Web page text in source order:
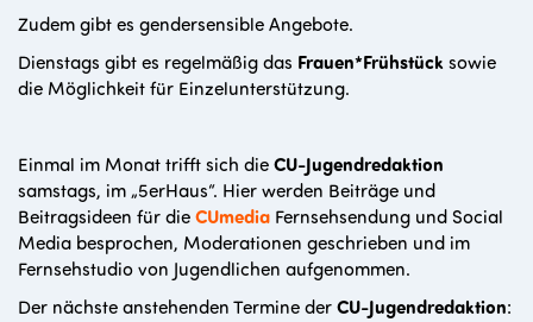
Zudem gibt es gendersensible Angebote.
Dienstags gibt es regelmäßig das Frauen*Frühstücksowie
die Möglichkeit für Einzelunterstützung.
Einmal im Monat trifft sich dieCU-Jugendredaktion
samstags, im „5erHaus“. Hier werden Beiträge und
Beitragsideen für dieCUmedia Fernsehsendung und Social
Media besprochen, Moderationen geschrieben und im
Fernsehstudio von Jugendlichen aufgenommen.
Der nächste anstehenden Termine derCU-Jugendredaktion: